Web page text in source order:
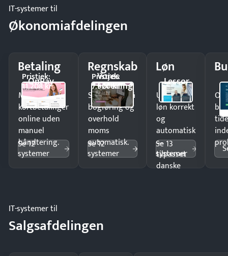
IT-systemer til
Økonomiafdelingen
Betaling
OnPay
Pristjek:
11.208 kr
Modtag
kortbetalinger
online uden
manuel
håndtering.
Se 12
systemer
Regnskab
Vores
Forening
Pristjek:
7.920 kr
Spar timer på
bogføring og
overhold
moms
automatisk.
Se 12
systemer
Løn
Lessor
Udbetal
løn korrekt
og
automatisk
—
tilpasset
danske
Se 13
systemer
IT-systemer til
Salgsafdelingen